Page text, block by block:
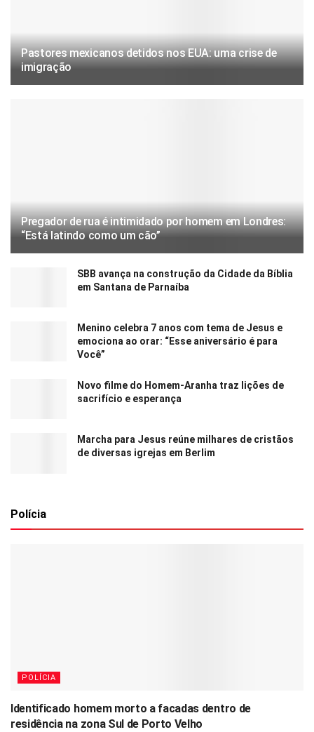
Pastores mexicanos detidos nos EUA: uma crise de
imigração
Pregador de rua é intimidado por homem em Londres:
“Está latindo como um cão”
SBB avança na construção da Cidade da Bíblia
em Santana de Parnaíba
Menino celebra 7 anos com tema de Jesus e
emociona ao orar: “Esse aniversário é para
Você”
Novo filme do Homem-Aranha traz lições de
sacrifício e esperança
Marcha para Jesus reúne milhares de cristãos
de diversas igrejas em Berlim
Polícia
POLÍCIA
Identificado homem morto a facadas dentro de
residência na zona Sul de Porto Velho